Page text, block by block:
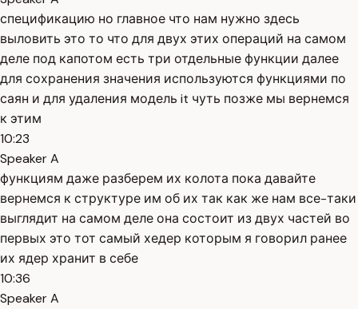
спецификацию но главное что нам нужно здесь
выловить это то что для двух этих операций на самом
деле под капотом есть три отдельные функции далее
для сохранения значения используются функциями по
саян и для удаления модель it чуть позже мы вернемся
к этим
10:23
Speaker A
функциям даже разберем их колота пока давайте
вернемся к структуре им об их так как же нам все-таки
выглядит на самом деле она состоит из двух частей во
первых это тот самый хедер которым я говорил ранее
их ядер хранит в себе
10:36
Speaker A